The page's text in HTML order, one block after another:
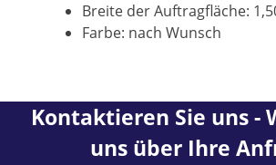
Breite der Auftragfläche:
Farbe: nach Wunsch
Kontaktieren Sie uns -
uns über Ihre